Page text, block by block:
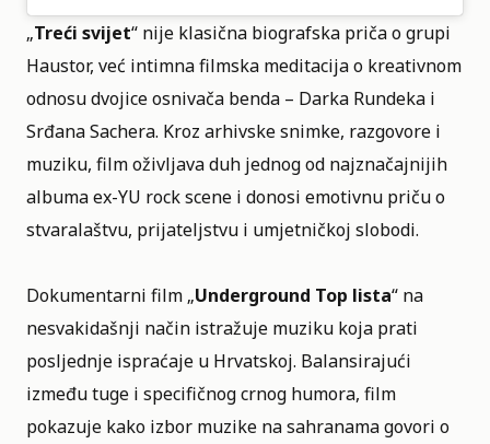
„Treći svijet“ nije klasična biografska priča o grupi
Haustor, već intimna filmska meditacija o kreativnom
odnosu dvojice osnivača benda – Darka Rundeka i
Srđana Sachera. Kroz arhivske snimke, razgovore i
muziku, film oživljava duh jednog od najznačajnijih
albuma ex-YU rock scene i donosi emotivnu priču o
stvaralaštvu, prijateljstvu i umjetničkoj slobodi.
Dokumentarni film „Underground Top lista“ na
nesvakidašnji način istražuje muziku koja prati
posljednje ispraćaje u Hrvatskoj. Balansirajući
između tuge i specifičnog crnog humora, film
pokazuje kako izbor muzike na sahranama govori o